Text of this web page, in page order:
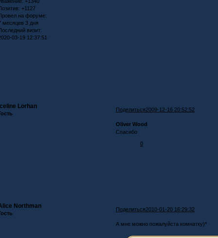
+1127
на форуме:
месяцев 3 дня
визит:
03-19 12:37:51
Поделиться2009-12-16 20:52:52
Lorhan
Oliver Wood
Спасибо
0
Поделиться2010-01-20 16:29:32
Northman
А мне можно пожалуйста комнатку)*